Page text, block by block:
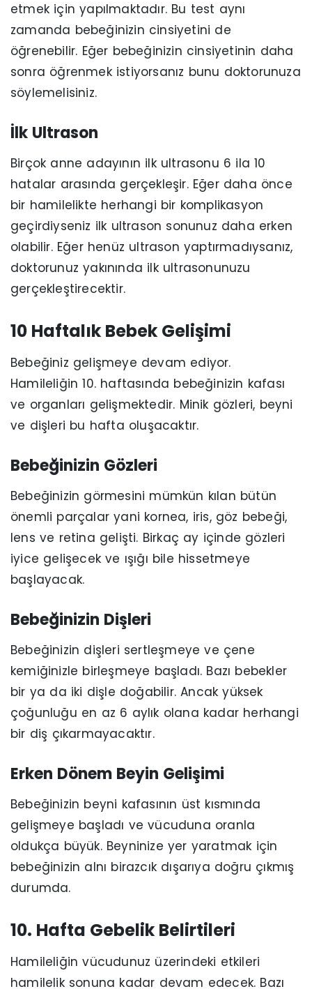
etmek için yapılmaktadır. Bu test aynı
zamanda bebeğinizin cinsiyetini de
öğrenebilir. Eğer bebeğinizin cinsiyetinin daha
sonra öğrenmek istiyorsanız bunu doktorunuza
söylemelisiniz.
İlk Ultrason
Birçok anne adayının ilk ultrasonu 6 ila 10
hatalar arasında gerçekleşir. Eğer daha önce
bir hamilelikte herhangi bir komplikasyon
geçirdiyseniz ilk ultrason sonunuz daha erken
olabilir. Eğer henüz ultrason yaptırmadıysanız,
doktorunuz yakınında ilk ultrasonunuzu
gerçekleştirecektir.
10 Haftalık Bebek Gelişimi
Bebeğiniz gelişmeye devam ediyor.
Hamileliğin 10. haftasında bebeğinizin kafası
ve organları gelişmektedir. Minik gözleri, beyni
ve dişleri bu hafta oluşacaktır.
Bebeğinizin Gözleri
Bebeğinizin görmesini mümkün kılan bütün
önemli parçalar yani kornea, iris, göz bebeği,
lens ve retina gelişti. Birkaç ay içinde gözleri
iyice gelişecek ve ışığı bile hissetmeye
başlayacak.
Bebeğinizin Dişleri
Bebeğinizin dişleri sertleşmeye ve çene
kemiğinizle birleşmeye başladı. Bazı bebekler
bir ya da iki dişle doğabilir. Ancak yüksek
çoğunluğu en az 6 aylık olana kadar herhangi
bir diş çıkarmayacaktır.
Erken Dönem Beyin Gelişimi
Bebeğinizin beyni kafasının üst kısmında
gelişmeye başladı ve vücuduna oranla
oldukça büyük. Beyninize yer yaratmak için
bebeğinizin alnı birazcık dışarıya doğru çıkmış
durumda.
10. Hafta Gebelik Belirtileri
Hamileliğin vücudunuz üzerindeki etkileri
hamilelik sonuna kadar devam edecek. Bazı